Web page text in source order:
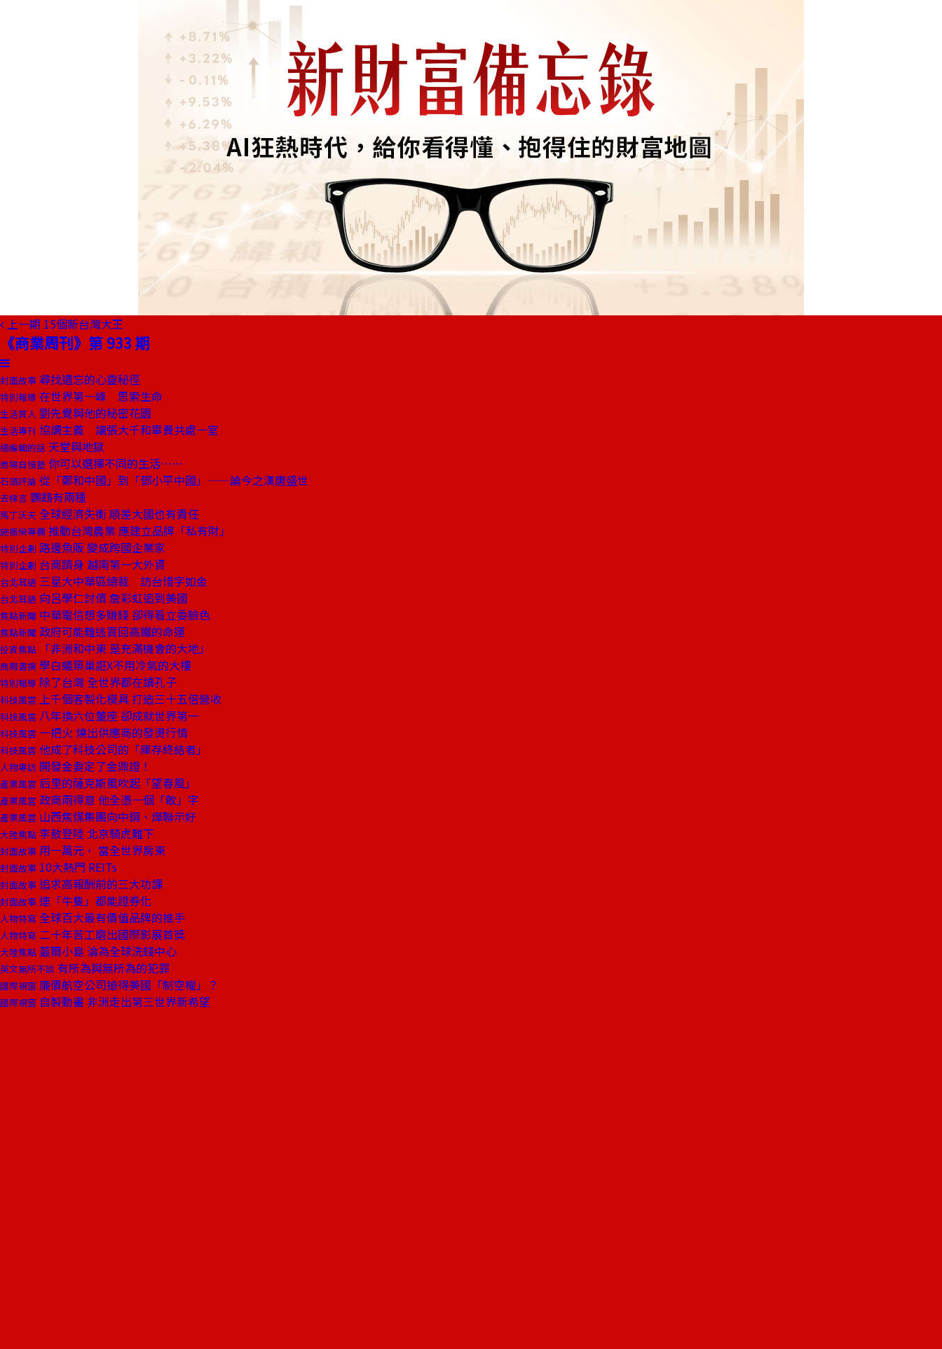
上一期 15個新台灣大王
《商業周刊》第 933 期
封面故事 尋找遺忘的心靈秘徑
特別報導 在世界第一峰 思索生命
生活質人 劉先覺與他的秘密花園
生活專刊 協調主義 讓張大千和畢費共處一室
總編輯的話 天堂與地獄
商場自慢塾 你可以選擇不同的生活……
石頭評論 從「鄭和中國」到「鄧小平中國」——論今之漢唐盛世
去梯言 鸚鵡有兩種
馬丁沃夫 全球經濟失衡 順差大國也有責任
施振榮專欄 推動台灣農業 應建立品牌「私有財」
特別企劃 路邊魚販 變成跨國企業家
特別企劃 台商躋身 越南第一大外資
台北耳語 三星大中華區總裁 訪台惜字如金
台北耳語 向呂學仁討債 詹彩虹追到美國
焦點新聞 中華電信想多賺錢 卻得看立委臉色
焦點新聞 政府可能難逃買回高鐵的命運
投資焦點 「非洲和中東 是充滿機會的大地」
商周書摘 學白蟻築巢誑X不用冷氣的大樓
特別報導 除了台灣 全世界都在讀孔子
科技風雲 上千個客製化模具 打造三十五倍營收
科技風雲 八年換六位董座 卻成就世界第一
科技風雲 一把火 燒出供應商的發燙行情
科技風雲 他成了科技公司的「庫存終結者」
人物專訪 開發金要定了金鼎證！
產業風雲 后里的薩克斯風吹起「望春風」
產業風雲 政商兩得意 他全憑一個「敢」字
產業風雲 山西焦煤集團向中鋼、燁聯示好
大陸焦點 李敖登陸 北京騎虎難下
封面故事 用一萬元， 當全世界房東
封面故事 10大熱門 REITs
封面故事 追求高報酬前的三大功課
封面故事 連「牛隻」都能證券化
人物特寫 全球百大最有價值品牌的推手
人物特寫 二十年苦工磨出國際影展首獎
大陸焦點 蕞爾小島 淪為全球洗錢中心
英文無所不談 有所為與無所為的犯罪
國際視窗 廉價航空公司搶得美國「制空權」？
國際視窗 自製動畫 非洲走出第三世界新希望